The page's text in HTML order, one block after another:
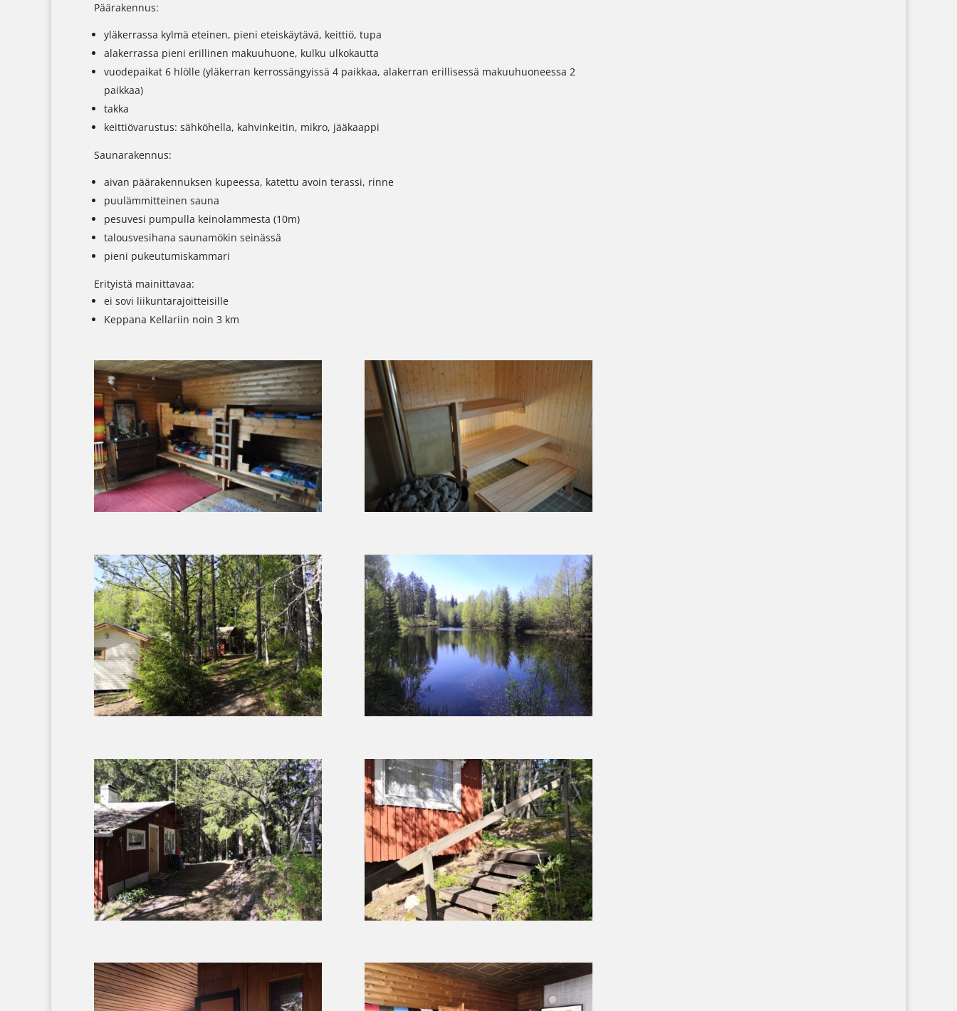
Päärakennus:
yläkerrassa kylmä eteinen, pieni eteiskäytävä, keittiö, tupa
alakerrassa pieni erillinen makuuhuone, kulku ulkokautta
vuodepaikat 6 hlölle (yläkerran kerrossängyissä 4 paikkaa, alakerran erillisessä makuuhuoneessa 2
paikkaa)
takka
keittiövarustus: sähköhella, kahvinkeitin, mikro, jääkaappi
Saunarakennus:
aivan päärakennuksen kupeessa, katettu avoin terassi, rinne
puulämmitteinen sauna
pesuvesi pumpulla keinolammesta (10m)
talousvesihana saunamökin seinässä
pieni pukeutumiskammari
Erityistä mainittavaa:
ei sovi liikuntarajoitteisille
Keppana Kellariin noin 3 km